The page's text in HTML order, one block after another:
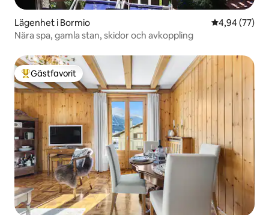
Lägenhet i Bormio 4,94 av 5 i
4,94 (77)
Nära spa, gamla stan, skidor och avkoppling
Populär gästfavorit
Gästfavorit